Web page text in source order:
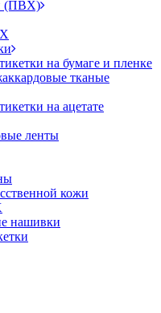
(ПВХ)
на бумаге и пленке
тканые
на ацетате
ленты
кожи
нашивки